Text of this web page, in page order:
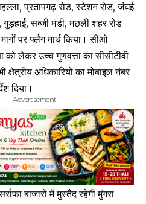
प्रतापगढ़ रोड, स्टेशन रोड, जंघई
सब्जी मंडी, मछली शहर रोड
पर फ्लैग मार्च किया। सीओ
को लेकर उच्च गुणवत्ता का सीसीटीवी
अधिकारियों का मोबाइल नंबर
दिया।
- Advertisement -